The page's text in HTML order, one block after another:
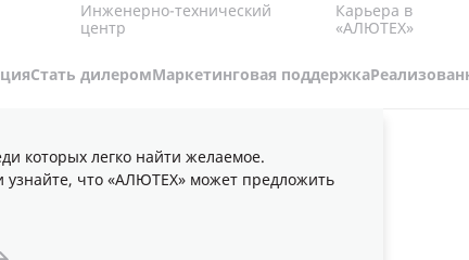
Инженерно-технический
центр
Карьера в
«АЛЮТЕХ»
которых легко найти желаемое.
что «АЛЮТЕХ» может предложить
Стать дилеромМаркетинговая поддержка
МОНТАЖА НА КОНСОЛИ «4-В-1»